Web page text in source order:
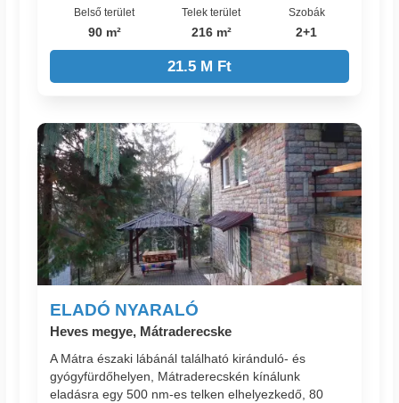
Belső terület
90 m²
Telek terület
216 m²
Szobák
2+1
21.5 M Ft
ELADÓ NYARALÓ
Heves megye, Mátraderecske
A Mátra északi lábánál található kiránduló- és
gyógyfürdőhelyen, Mátraderecskén kínálunk
eladásra egy 500 nm-es telken elhelyezkedő, 80